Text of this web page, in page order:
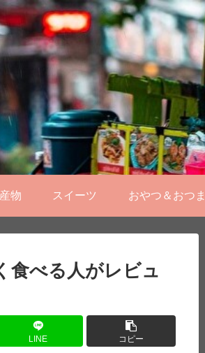
物 スイーツ おやつ＆おつ
食べる人がレビュ
LINE コピー